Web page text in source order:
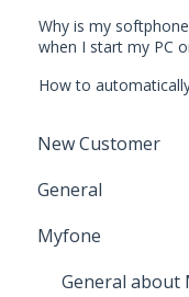
Why is my
when I start my PC
How to
New Customer
General
Browser
Myfone
General about